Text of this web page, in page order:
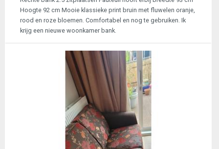
Hoogte 92 cm Mooie klassieke print bruin met fluwelen oranje,
rood en roze bloemen. Comfortabel en nog te gebruiken. Ik
krijg een nieuwe woonkamer bank.